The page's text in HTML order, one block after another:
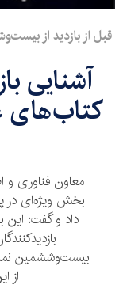
قبل از بازدید از
آشنایی
کتاب‌های
معاون فناوری و
بخش ویژه‌ای در
داد و گفت: این
بیست‌وششمین
از